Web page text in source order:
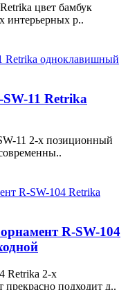
цвет бамбук
интерьерных р..
11 Retrika
11 2-х позиционный
R-SW-104
Retrika 2-х
подходит д..